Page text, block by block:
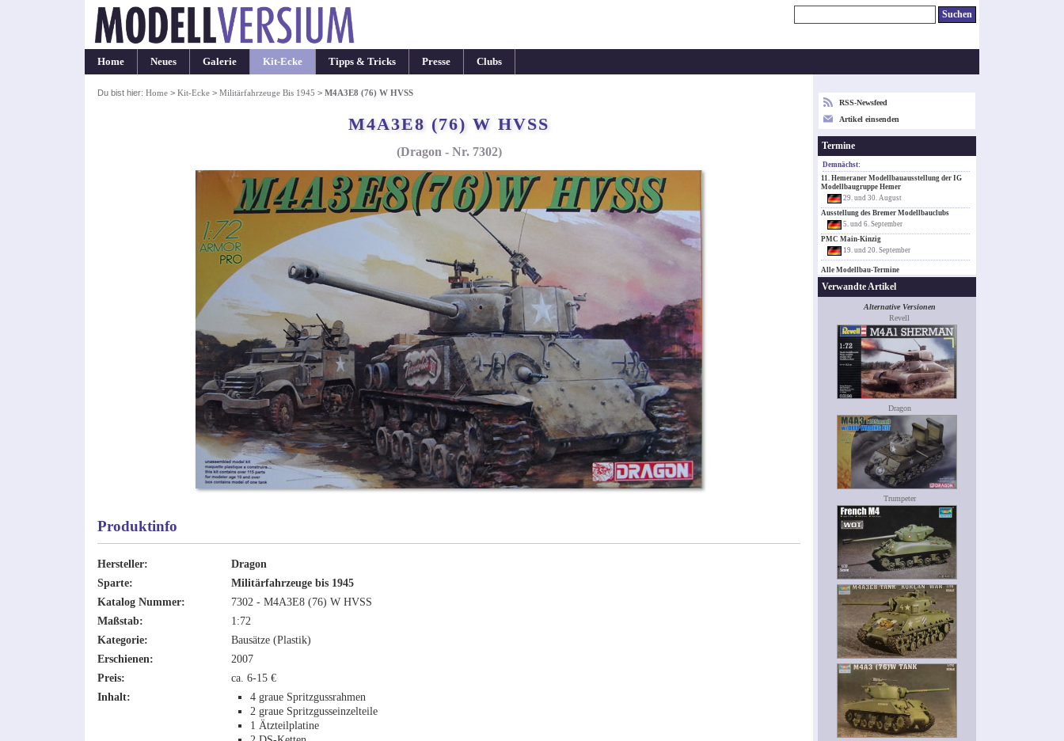
Home Neues Galerie Kit-Ecke Tipps & Tricks Presse Clubs
Du bist hier: Home> Kit-Ecke> Militärfahrzeuge Bis 1945 > M4A3E8 (76) W HVSS
M4A3E8 (76) W HVSS
(Dragon - Nr. 7302)
Produktinfo
Hersteller:
Dragon
Sparte:
Militärfahrzeuge bis 1945
Katalog Nummer:
7302 - M4A3E8 (76) W HVSS
Maßstab:
1:72
Kategorie:
Bausätze (Plastik)
Erschienen:
2007
Preis:
ca. 6-15 €
Inhalt:
4 graue Spritzgussrahmen
2 graue Spritzgusseinzelteile
1 Ätzteilplatine
RSS-Newsfeed
Artikel einsenden
Termine
Demnächst:
11. Hemeraner Modellbauausstellung der IG
Modellbaugruppe Hemer
29. und 30. August
Ausstellung des Bremer Modellbauclubs
5. und 6. September
PMC Main-Kinzig
19. und 20. September
Alle Modellbau-Termine
Verwandte Artikel
Alternative Versionen
Revell
Dragon
Trumpeter